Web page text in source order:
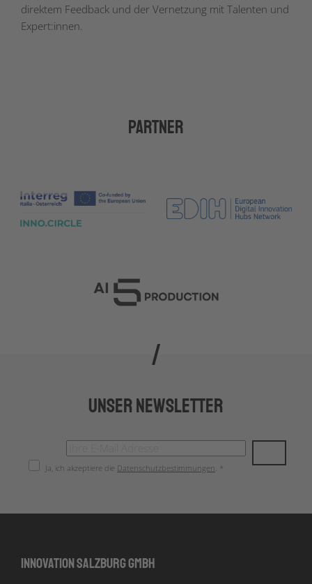
direktem Feedback und der Vernetzung mit Talenten und
Expert:innen.
Partner
Unser Newsletter
Ja, ich akzeptiere die Datenschutzbestimmungen. *
Innovation Salzburg GmbH